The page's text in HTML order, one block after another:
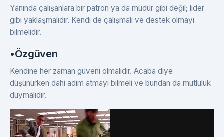
Yanında çalışanlara bir patron ya da müdür gibi değil; lider
gibi yaklaşmalıdır. Kendi de çalışmalı ve destek olmayı
bilmelidir.
•Özgüven
Kendine her zaman güveni olmalıdır. Acaba diye
düşünürken dahi adım atmayı bilmeli ve bundan da mutluluk
duymalıdır.